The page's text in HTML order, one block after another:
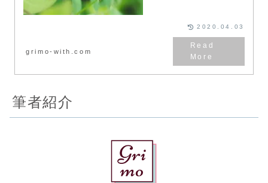
枯れてしまう原因は、水
外に「病害虫」がありま
すね。症状は植物によっ
grimo-with.com
2020.04.03
筆者紹介